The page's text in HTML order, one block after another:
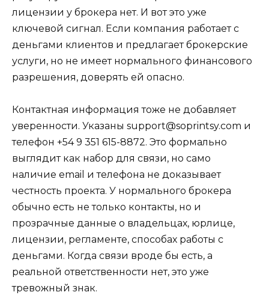
лицензии у брокера нет. И вот это уже
ключевой сигнал. Если компания работает с
деньгами клиентов и предлагает брокерские
услуги, но не имеет нормального финансового
разрешения, доверять ей опасно.
Контактная информация тоже не добавляет
уверенности. Указаны support@soprintsy.com и
телефон +54 9 351 615-8872. Это формально
выглядит как набор для связи, но само
наличие email и телефона не доказывает
честность проекта. У нормального брокера
обычно есть не только контакты, но и
прозрачные данные о владельцах, юрлице,
лицензии, регламенте, способах работы с
деньгами. Когда связи вроде бы есть, а
реальной ответственности нет, это уже
тревожный знак.